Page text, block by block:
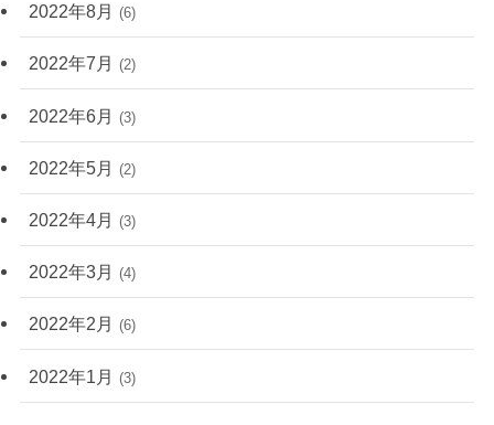
2022年8月 (6)
2022年7月 (2)
2022年6月 (3)
2022年5月 (2)
2022年4月 (3)
2022年3月 (4)
2022年2月 (6)
2022年1月 (3)